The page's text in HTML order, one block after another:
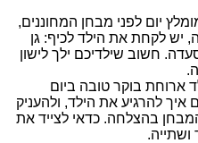
יום לפני מבחן המחוננים,
יש לקחת את הילד לכיף: גן
חשוב שילדיכם ילך לישון
ארוחת בוקר טובה ביום
להרגיע את הילד, ולהעניק
בהצלחה. כדאי לצייד את
ושתייה.